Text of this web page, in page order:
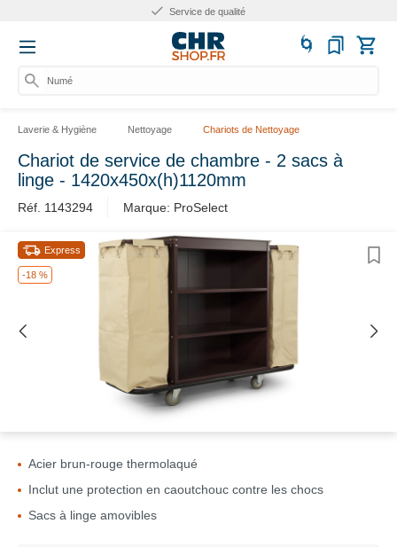
Service de qualité
Numéro
Laverie & Hygiène Nettoyage Chariots de Nettoyage
Chariot de service de chambre - 2 sacs à
linge - 1420x450x(h)1120mm
Réf. 1143294 Marque: ProSelect
-18 %
Express
Acier brun-rouge thermolaqué
Inclut une protection en caoutchouc contre les chocs
Sacs à linge amovibles